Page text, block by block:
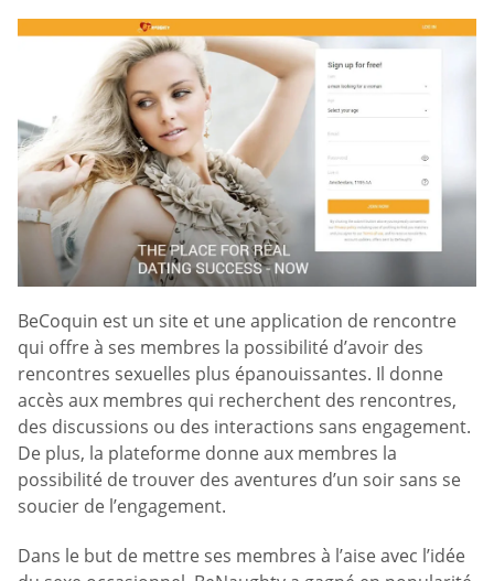
BeCoquin est un site et une application de rencontre
qui offre à ses membres la possibilité d’avoir des
rencontres sexuelles plus épanouissantes. Il donne
accès aux membres qui recherchent des rencontres,
des discussions ou des interactions sans engagement.
De plus, la plateforme donne aux membres la
possibilité de trouver des aventures d’un soir sans se
soucier de l’engagement.
Dans le but de mettre ses membres à l’aise avec l’idée